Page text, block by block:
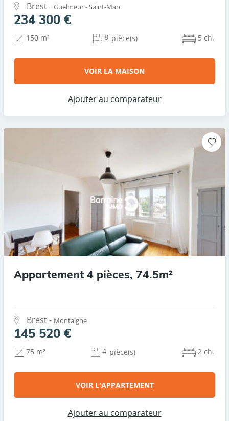
Brest - Guelmeur - Saint-Marc
234 300 €
150 m² 8 pièce(s) 5 ch.
VOIR LA MAISON
Ajouter au comparateur
Appartement 4 pièces, 74.5m²
Brest - Montaigne
145 520 €
75 m² 4 pièce(s) 2 ch.
VOIR L'APPARTEMENT
Ajouter au comparateur